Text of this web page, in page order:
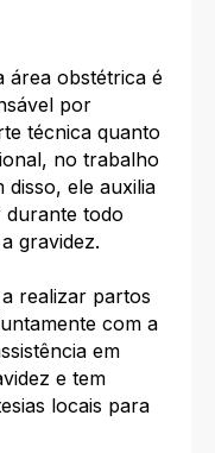
área obstétrica é
por
técnica quanto
no trabalho
ele auxilia
durante todo
gravidez.
realizar partos
com a
em
e tem
locais para